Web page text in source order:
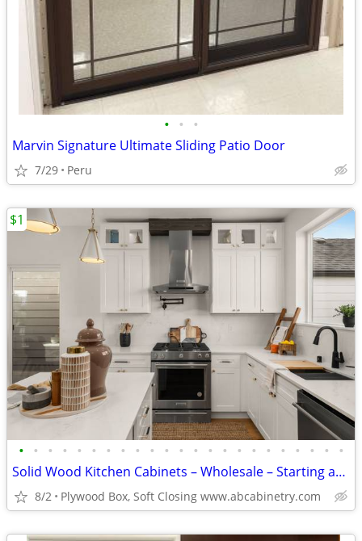
• • •
Marvin Signature Ultimate Sliding Patio Door
7/29 Peru
• • • • • • • • • • • • • • • • • • • • • • •
Solid Wood Kitchen Cabinets – Wholesale – Starting at $96
8/2 Plywood Box, Soft Closing www.abcabinetry.com
$1